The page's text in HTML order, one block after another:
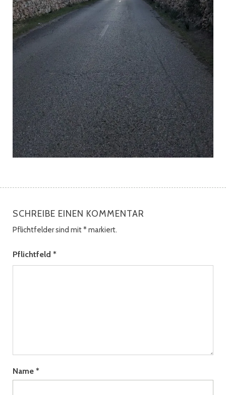
SCHREIBE EINEN KOMMENTAR
Pflichtfelder sind mit*markiert.
Pflichtfeld *
Name *